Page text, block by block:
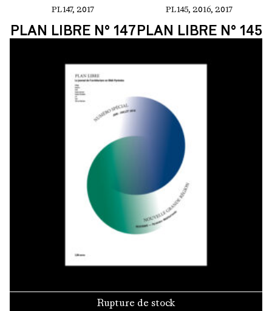
PL147, 2017
PLAN LIBRE N° 147
PL145, 2016, 2017
PLAN LIBRE N° 145
Rupture de stock